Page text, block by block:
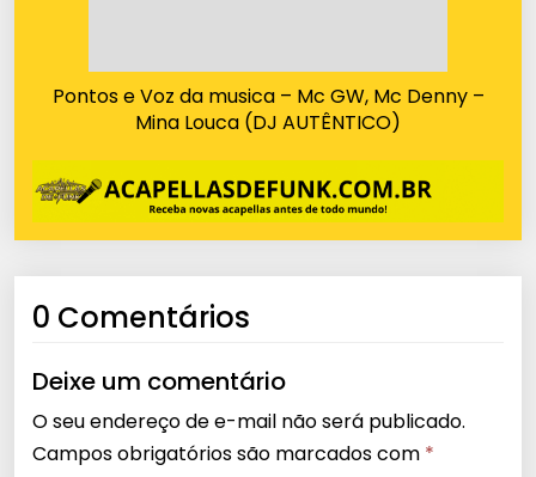
Pontos e Voz da musica – Mc GW, Mc Denny –
Mina Louca (DJ AUTÊNTICO)
0 Comentários
Deixe um comentário
O seu endereço de e-mail não será publicado.
Campos obrigatórios são marcados com *